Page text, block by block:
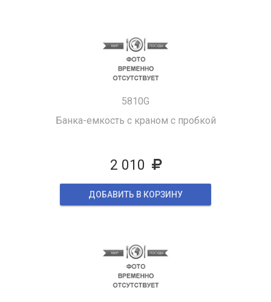
5810G
Банка-емкость с краном с пробкой
2 010
ДОБАВИТЬ В КОРЗИНУ